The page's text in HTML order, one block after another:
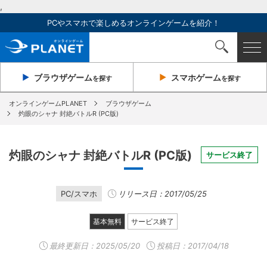
,
PCやスマホで楽しめるオンラインゲームを紹介！
ブラウザゲームを探す スマホゲームを探す
オンラインゲームPLANET
ブラウザゲーム
灼眼のシャナ 封絶バトルR (PC版)
灼眼のシャナ 封絶バトルR (PC版) サービス終了
PC/スマホ リリース日：2017/05/25
基本無料 サービス終了
最終更新日： 2025/05/20 投稿日：2017/04/18